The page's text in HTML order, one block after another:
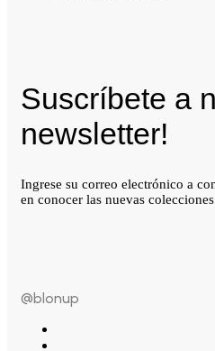
Suscríbete a
newsletter!
Ingrese su correo electrónico a
en conocer las nuevas
@blonup